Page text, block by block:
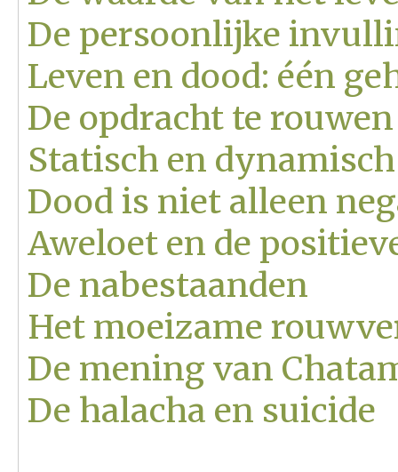
De persoonlijke
Leven en dood: één
De opdracht te rouwen
Statisch en dynamisch
Dood is niet alleen
Aweloet en de
De nabestaanden
Het moeizame
De mening van
De halacha en suicide